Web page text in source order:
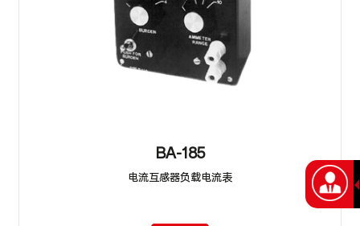
BA-185
电流互感器负载电流表